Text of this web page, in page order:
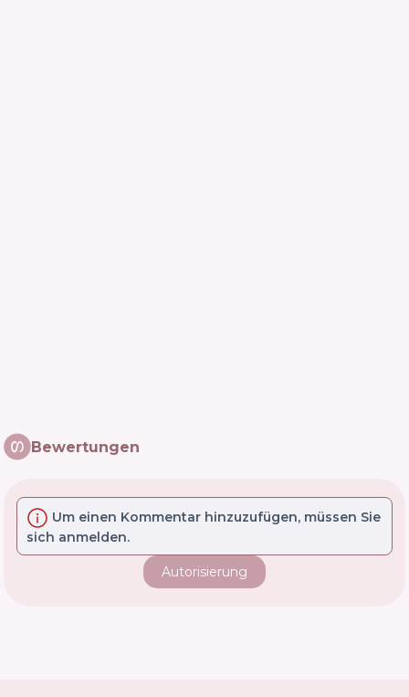
Bewertungen
Um einen Kommentar hinzuzufügen, müssen Sie
sich anmelden.
Autorisierung